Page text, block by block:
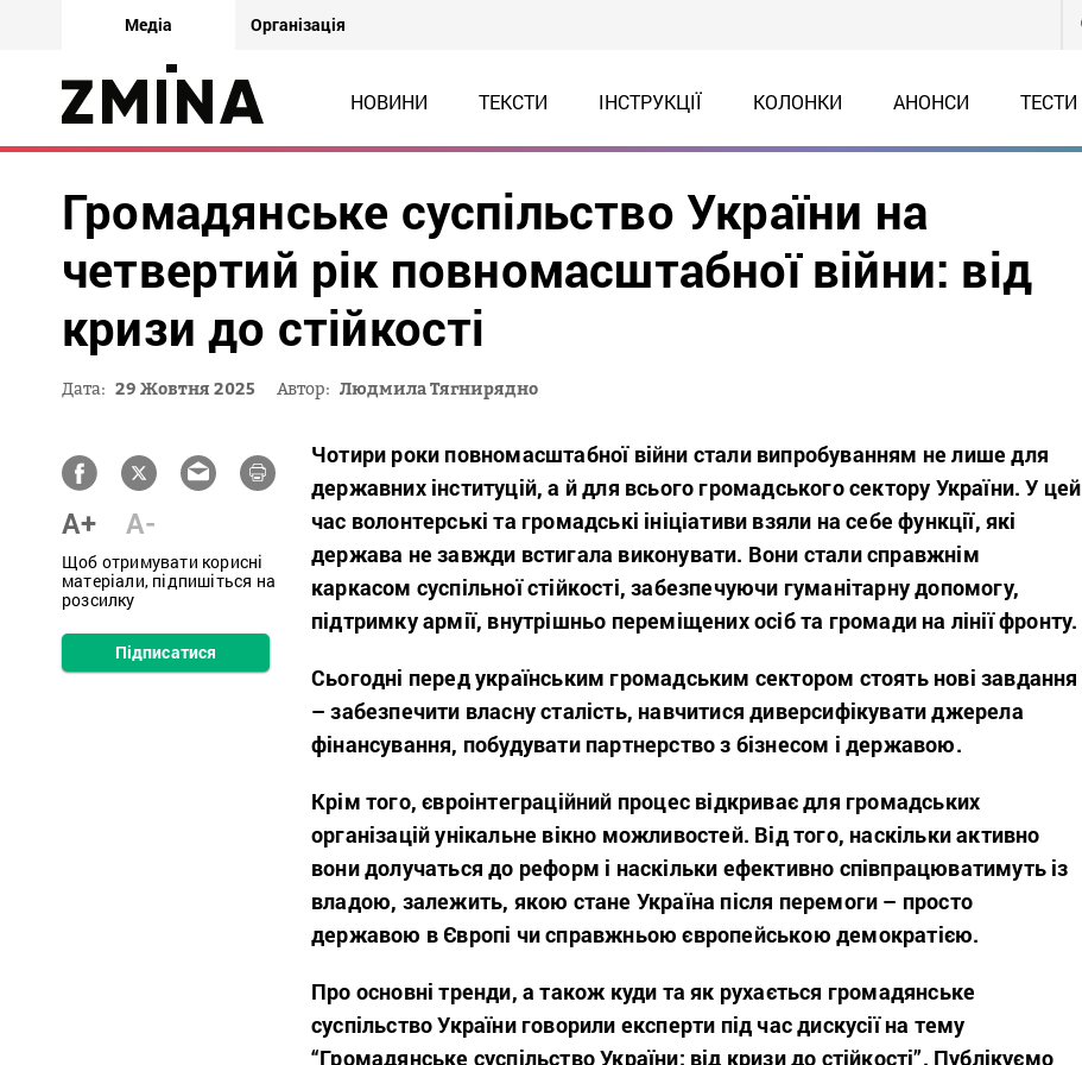
Медіа Організація
НОВИНИ ТЕКСТИ ІНСТРУКЦІЇ КОЛОНКИ АНОНСИ ТЕСТИ
Громадянське суспільство України на
четвертий рік повномасштабної війни: від
кризи до стійкості
Дата: 29 Жовтня 2025 Автор: Людмила Тягнирядно
A+ A-
Щоб отримувати корисні
матеріали, підпишіться на
розсилку
Підписатися
Чотири роки повномасштабної війни стали випробуванням не лише для
державних інституцій, а й для всього громадського сектору України. У цей
час волонтерські та громадські ініціативи взяли на себе функції, які
держава не завжди встигала виконувати. Вони стали справжнім
каркасом суспільної стійкості, забезпечуючи гуманітарну допомогу,
підтримку армії, внутрішньо переміщених осіб та громади на лінії фронту.
Сьогодні перед українським громадським сектором стоять нові завдання
– забезпечити власну сталість, навчитися диверсифікувати джерела
фінансування, побудувати партнерство з бізнесом і державою.
Крім того, євроінтеграційний процес відкриває для громадських
організацій унікальне вікно можливостей. Від того, наскільки активно
вони долучаться до реформ і наскільки ефективно співпрацюватимуть із
владою, залежить, якою стане Україна після перемоги – просто
державою в Європі чи справжньою європейською демократією.
Про основні тренди, а також куди та як рухається громадянське
суспільство України говорили експерти під час дискусії на тему
“Громадянське суспільство України: від кризи до стійкості”. Публікуємо